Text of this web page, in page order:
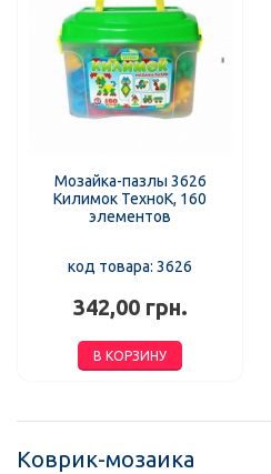
Мозайка-пазлы 3626
Килимок ТехноК, 160
элементов
код товара: 3626
342,00 грн.
В КОРЗИНУ
Коврик-мозаика